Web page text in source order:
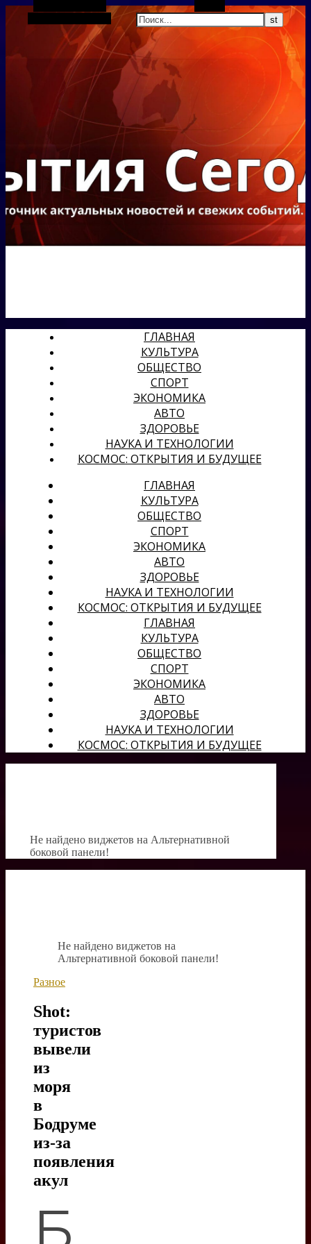
Боковая панель
ГЛАВНАЯ
КУЛЬТУРА
ОБЩЕСТВО
СПОРТ
ЭКОНОМИКА
АВТО
ЗДОРОВЬЕ
НАУКА И ТЕХНОЛОГИИ
КОСМОС: ОТКРЫТИЯ И БУДУЩЕЕ
ГЛАВНАЯ
КУЛЬТУРА
ОБЩЕСТВО
СПОРТ
ЭКОНОМИКА
АВТО
ЗДОРОВЬЕ
НАУКА И ТЕХНОЛОГИИ
КОСМОС: ОТКРЫТИЯ И БУДУЩЕЕ
ГЛАВНАЯ
КУЛЬТУРА
ОБЩЕСТВО
СПОРТ
ЭКОНОМИКА
АВТО
ЗДОРОВЬЕ
НАУКА И ТЕХНОЛОГИИ
КОСМОС: ОТКРЫТИЯ И БУДУЩЕЕ
Не найдено виджетов на Альтернативной
боковой панели!
Не найдено виджетов на
Альтернативной боковой панели!
Разное
Shot:
туристов
вывели
из
моря
в
Бодруме
из-за
появления
акул
Б